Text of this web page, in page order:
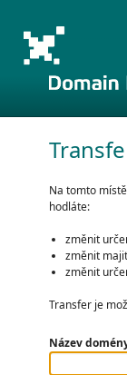
Na tomto
hodláte:
změnit
změnit
změnit
Transfer je
Název